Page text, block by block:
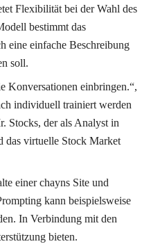
Flexibilität bei der Wahl des
bestimmt das
eine einfache Beschreibung
soll.
Konversationen einbringen.“,
individuell trainiert werden
Stocks, der als Analyst in
das virtuelle Stock Market
einer chayns Site und
kann beispielsweise
In Verbindung mit den
bieten.